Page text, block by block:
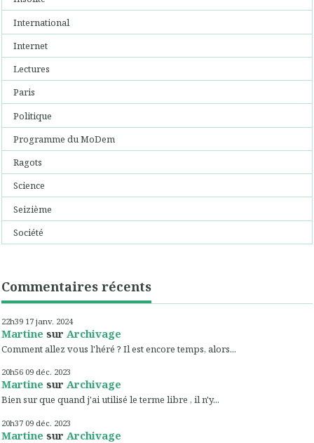
International
Internet
Lectures
Paris
Politique
Programme du MoDem
Ragots
Science
Seizième
Société
Commentaires récents
22h39 17 janv. 2024
Martine sur Archivage
Comment allez vous l'héré ? Il est encore temps, alors...
20h56 09 déc. 2023
Martine sur Archivage
Bien sur que quand j'ai utilisé le terme libre , il n'y...
20h37 09 déc. 2023
Martine sur Archivage